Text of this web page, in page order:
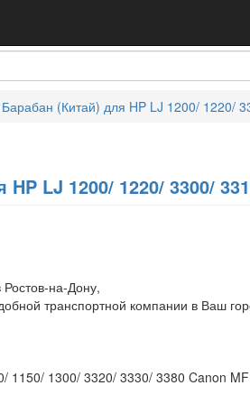
Барабан (Китай) для HP LJ 1200/ 1220/
LJ 1200/ 1220/ 3300/
на-Дону,
транспортной компании в Ваш
1150/ 1300/ 3320/ 3330/ 3380 Canon